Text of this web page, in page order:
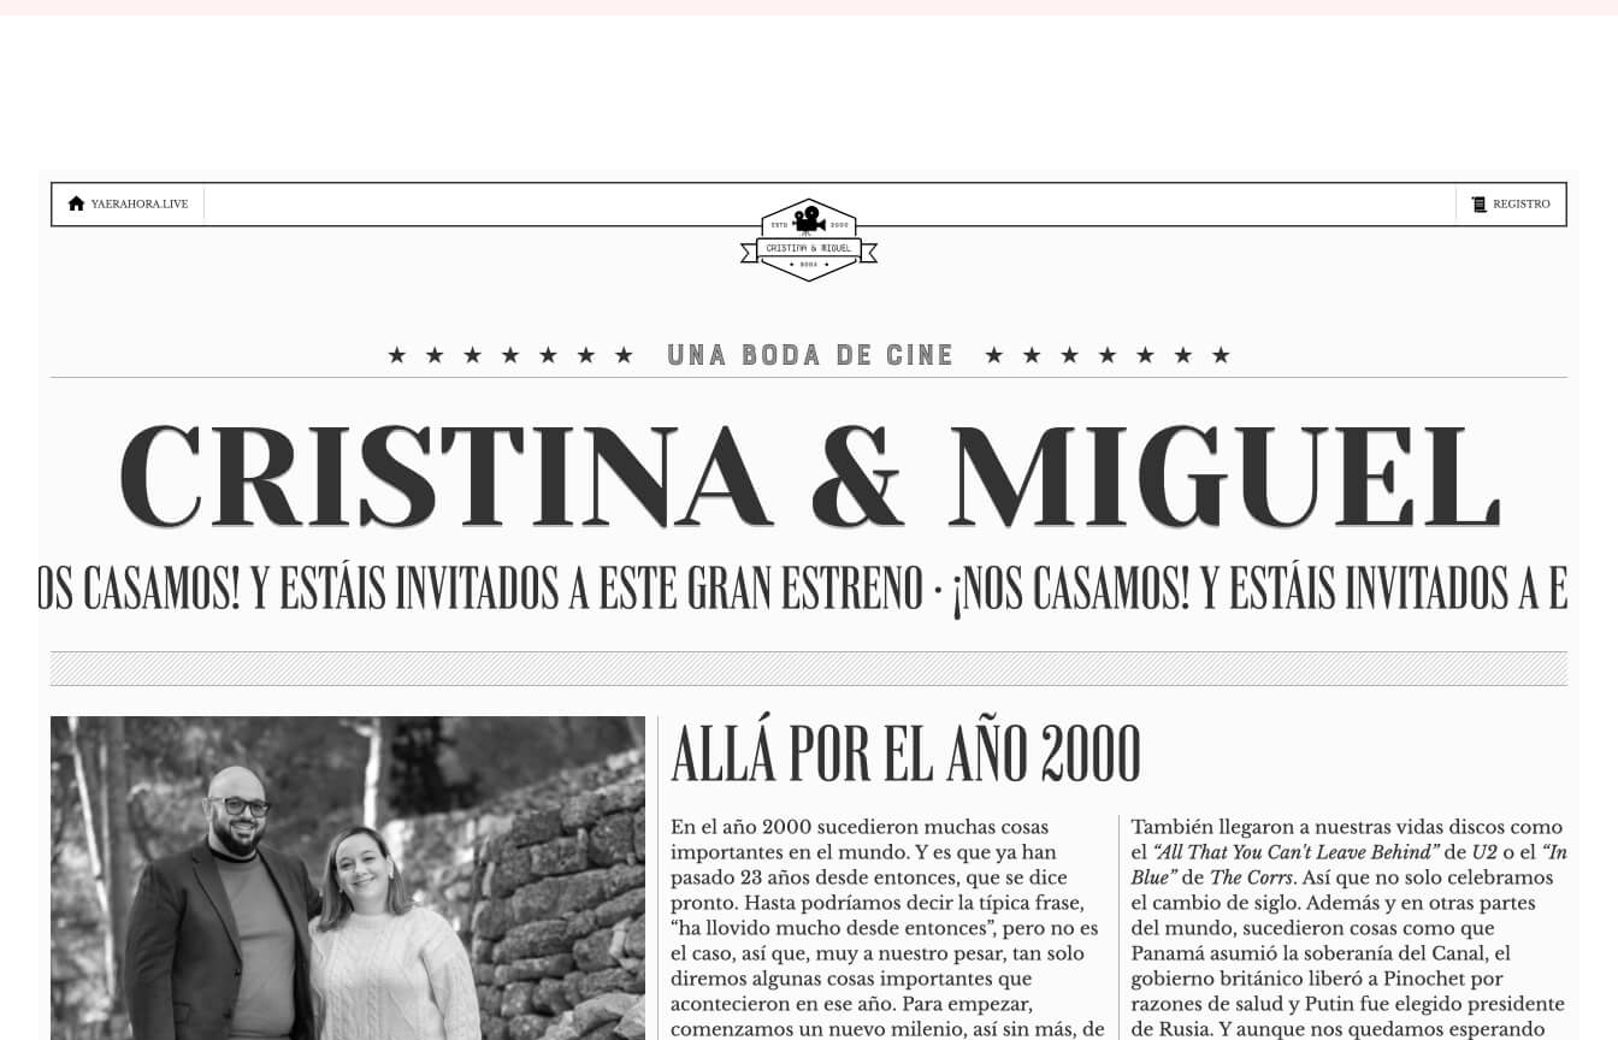
Trabajos
Sobre mí
Reflexiones
Blog de desarrollo
Cómics